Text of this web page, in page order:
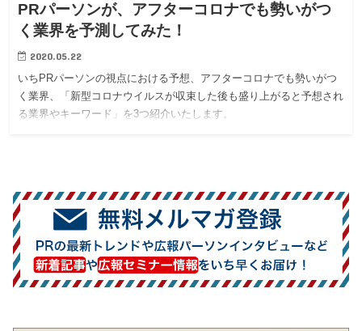
PRパーソンが、アフターコロナでも勢いがつ
く業界を予測してみた！
2020.05.22
いちPRパーソンの視点における予想、アフターコロナでも勢いがつ
く業界、「新型コロナウイルスが収束した後も盛り上がると予想され
る業界やキーワード」を3つ紹介いたします。